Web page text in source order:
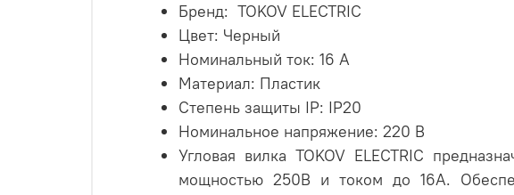
Бренд: TOKOV ELECTRIC
Цвет: Черный
Номинальный ток: 16 А
Материал: Пластик
Степень защиты IP: IP20
Номинальное напряжение: 220 В
Угловая вилка TOKOV ELECTRIC
мощностью 250В и током до 16А.